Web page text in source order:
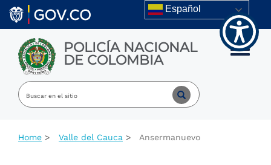
Welcome
All
Accessibility
screen
reader.
Skip to main content Español
POLICÍA NACIONAL
DE COLOMBIA Toggle
Home Valle del Cauca Ansermanuevo